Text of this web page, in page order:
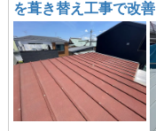
を葺き替え工事で改善